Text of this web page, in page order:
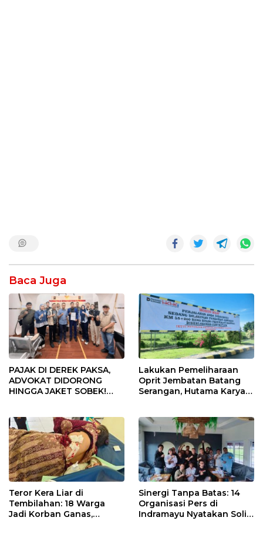
Baca Juga
PAJAK DI DEREK PAKSA,
ADVOKAT DIDORONG
HINGGA JAKET SOBEK!
Pekanbaru!
Lakukan Pemeliharaan
Oprit Jembatan Batang
Serangan, Hutama Karya
Teror Kera Liar di
Tembilahan: 18 Warga
Jadi Korban Ganas,
Sinergi Tanpa Batas: 14
Organisasi Pers di
Indramayu Nyatakan Solid